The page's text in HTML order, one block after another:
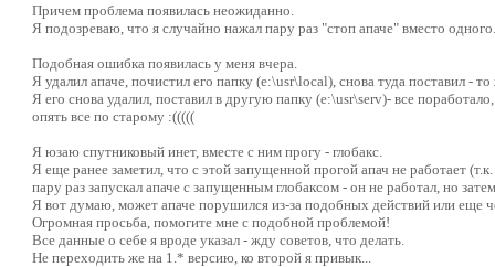
Причем проблема появилась неожиданно.
Я подозреваю, что я случайно нажал пару раз "стоп апаче" вместо
Подобная ошибка появилась у меня вчера.
Я удалил апаче, почистил его папку (e:\usr\local), снова туда поставил -
Я его снова удалил, поставил в другую папку (e:\usr\serv)- все
опять все по старому :(((((
Я юзаю спутниковый инет, вместе с ним прогу - глобакс.
Я еще ранее заметил, что с этой запущенной прогой апач не работает
пару раз запускал апаче с запущенным глобаксом - он не работал, но
Я вот думаю, может апаче порушился из-за подобных действий или еще
Огромная просьба, помогите мне с подобной проблемой!
Все данные о себе я вроде указал - жду советов, что делать.
Не переходить же на 1.* версию, ко второй я привык...